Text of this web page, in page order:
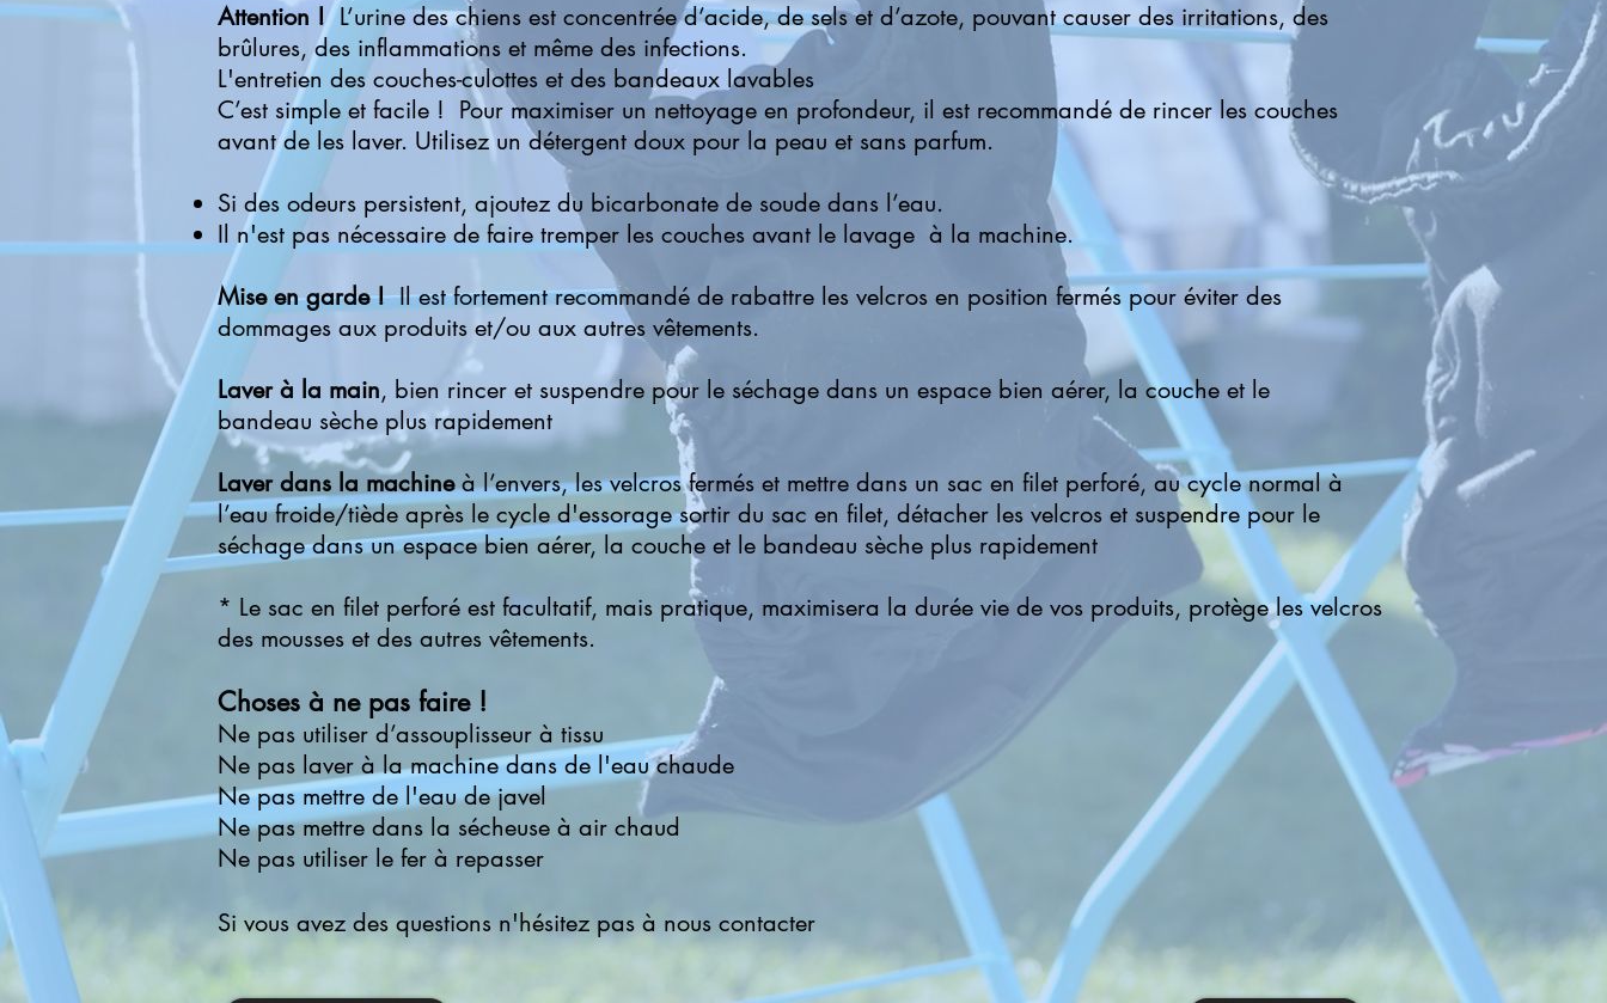
Attention !L’urine des chiens est concentrée d’acide, de sels et d’azote, pouvant causer des irritations, des
brûlures, des inflammations et même des infections.
L'entretien des couches-culottes et des bandeaux lavables
C’est simple et facile ! Pour maximiser un nettoyage en profondeur, il est recommandé de rincer les couches
avant de les laver. Utilisez un détergent doux pour la peau et sans parfum.
Si des odeurs persistent, ajoutez du bicarbonate de soude dans l’eau.
Il n'est pas nécessaire de faire tremper les couches avant le lavage à la machine.
Mise en garde !Il est fortement recommandé de rabattre les velcros en position fermés pour éviter des
dommages aux produits et/ou aux autres vêtements.
Laver à la main, bien rincer et suspendre pour le séchage dans un espace bien aérer, la couche et le
bandeau sèche plus rapidement
Laver dans la machineà l’envers, les velcros fermés et mettre dans un sac en filet perforé, au cycle normal à
l’eau froide/tiède après le cycle d'essorage sortir du sac en filet, détacher les velcros et suspendre pour le
séchage dans un espace bien aérer, la couche et le bandeau sèche plus rapidement
* Le sac en filet perforé est facultatif, mais pratique, maximisera la durée vie de vos produits, protège les velcros
des mousses et des autres vêtements.
Choses à ne pas faire !
Ne pas utiliser d’assouplisseur à tissu
Ne pas laver à la machine dans de l'eau chaude
Ne pas mettre de l'eau de javel
Ne pas mettre dans la sécheuse à air chaud
Ne pas utiliser le fer à repasser
Si vous avez des questions n'hésitez pas à nous contacter